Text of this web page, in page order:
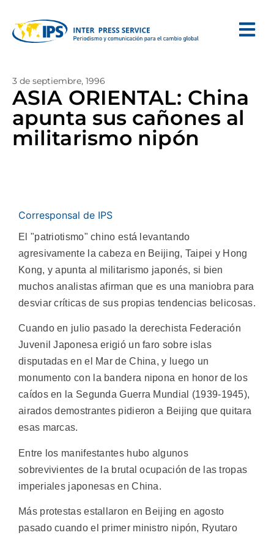
3 de septiembre, 1996
ASIA ORIENTAL: China
apunta sus cañones al
militarismo nipón
Corresponsal de IPS
El "patriotismo" chino está levantando
agresivamente la cabeza en Beijing, Taipei y Hong
Kong, y apunta al militarismo japonés, si bien
muchos analistas afirman que es una maniobra para
desviar críticas de sus propias tendencias belicosas.
Cuando en julio pasado la derechista Federación
Juvenil Japonesa erigió un faro sobre islas
disputadas en el Mar de China, y luego un
monumento con la bandera nipona en honor de los
caídos en la Segunda Guerra Mundial (1939-1945),
airados demostrantes pidieron a Beijing que quitara
esas marcas.
Entre los manifestantes hubo algunos
sobrevivientes de la brutal ocupación de las tropas
imperiales japonesas en China.
Más protestas estallaron en Beijing en agosto
pasado cuando el primer ministro nipón, Ryutaro